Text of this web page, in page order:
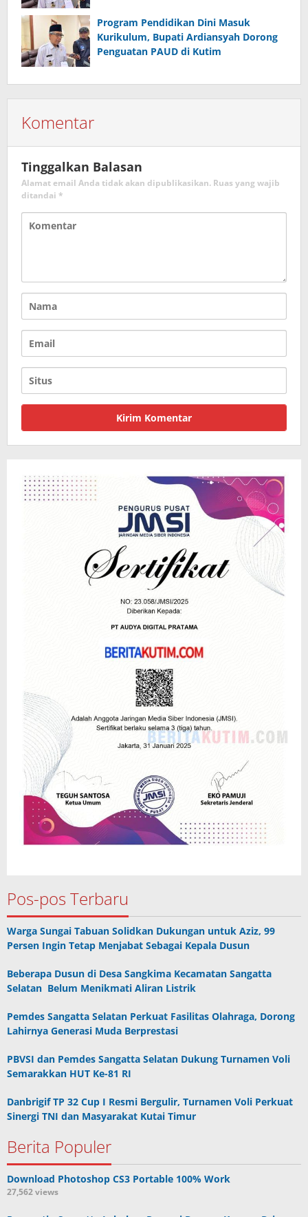
Program Pendidikan Dini Masuk
Kurikulum, Bupati Ardiansyah Dorong
Penguatan PAUD di Kutim
Komentar
Tinggalkan Balasan
Alamat email Anda tidak akan dipublikasikan. Ruas yang wajib
ditandai *
Pos-pos Terbaru
Warga Sungai Tabuan Solidkan Dukungan untuk Aziz, 99
Persen Ingin Tetap Menjabat Sebagai Kepala Dusun
Beberapa Dusun di Desa Sangkima Kecamatan Sangatta
Selatan Belum Menikmati Aliran Listrik
Pemdes Sangatta Selatan Perkuat Fasilitas Olahraga, Dorong
Lahirnya Generasi Muda Berprestasi
PBVSI dan Pemdes Sangatta Selatan Dukung Turnamen Voli
Semarakkan HUT Ke-81 RI
Danbrigif TP 32 Cup I Resmi Bergulir, Turnamen Voli Perkuat
Sinergi TNI dan Masyarakat Kutai Timur
Berita Populer
Download Photoshop CS3 Portable 100% Work
27,562 views